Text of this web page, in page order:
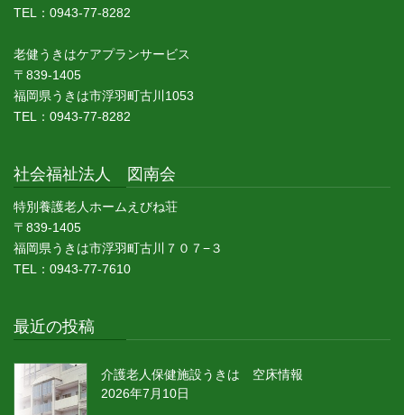
TEL：0943-77-8282
老健うきはケアプランサービス
〒839-1405
福岡県うきは市浮羽町古川1053
TEL：0943-77-8282
社会福祉法人 図南会
特別養護老人ホームえびね荘
〒839-1405
福岡県うきは市浮羽町古川７０７−３
TEL：0943-77-7610
最近の投稿
介護老人保健施設うきは 空床情報
2026年7月10日